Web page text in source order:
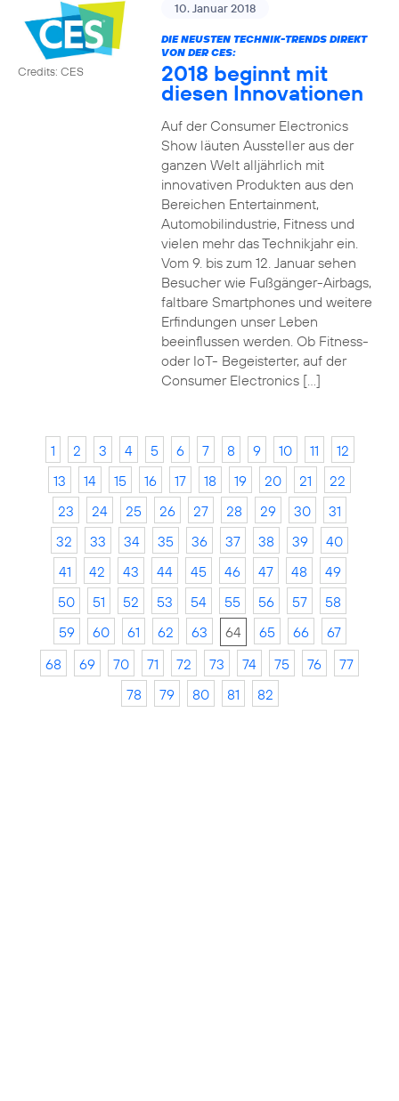
Credits: CES
10. Januar 2018
DIE NEUSTEN TECHNIK-TRENDS DIREKT
VON DER CES:
2018 beginnt mit
diesen Innovationen
Auf der Consumer Electronics
Show läuten Aussteller aus der
ganzen Welt alljährlich mit
innovativen Produkten aus den
Bereichen Entertainment,
Automobilindustrie, Fitness und
vielen mehr das Technikjahr ein.
Vom 9. bis zum 12. Januar sehen
Besucher wie Fußgänger-Airbags,
faltbare Smartphones und weitere
Erfindungen unser Leben
beeinflussen werden. Ob Fitness-
oder IoT- Begeisterter, auf der
Consumer Electronics […]
1 2 3 4 5 6 7 8 9 10 11
12
13
14 15 16 17 18 19 20 21
22
23
24 25 26 27 28 29 30
31
32
33 34 35 36 37 38 39
40
41
42 43 44 45 46 47 48
49
50
51 52 53 54 55 56 57
58
59
60 61 62 63 64 65 66
67
68
69 70 71 72 73 74 75 76
77
78
79 80 81 82